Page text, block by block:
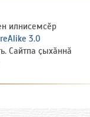
илнисемсӗр
3.0
Сайтпа ҫыхӑннӑ